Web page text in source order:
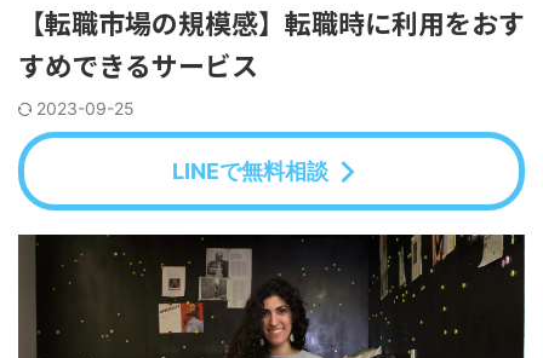
【転職市場の規模感】転職時に利用をおす
すめできるサービス
2023-09-25
LINEで無料相談